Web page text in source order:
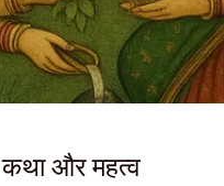
कथा और महत्व